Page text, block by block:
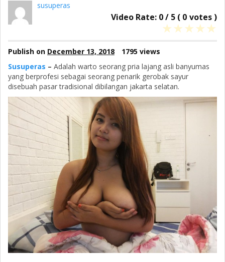
susuperas
Video Rate: 0/ 5 ( 0 votes )
★★★★★
Publish on December 13, 2018
1795 views
Susuperas – Adalah warto seorang pria lajang asli banyumas
yang berprofesi sebagai seorang penarik gerobak sayur
disebuah pasar tradisional dibilangan jakarta selatan.